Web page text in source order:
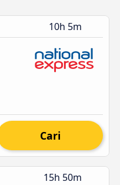
10h 5m
Cari
15h 50m